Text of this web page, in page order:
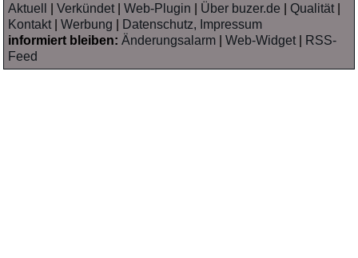
Aktuell
|Verkündet|Web-Plugin Über buzer.de |Qualität|
Kontakt|Werbung
Datenschutz, Impressum
informiert bleiben: Änderungsalarm |Web-Widget|
RSS-
Feed